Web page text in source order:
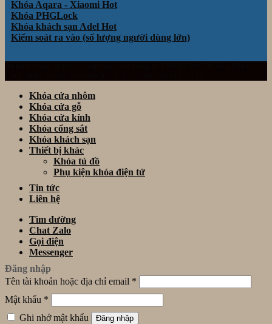
Khóa Aqara - Xiaomi
Khóa PHGLock
Khóa khách sạn Adel
Kiểm soát ra vào (số lượng người dùng lớn)
Khóa cửa nhôm
Khóa cửa gỗ
Khóa cửa kính
Khóa cổng sắt
Khóa khách sạn
Thiết bị khác
Khóa tủ đồ
Phụ kiện khóa điện tử
Tin tức
Liên hệ
Tìm đường
Chat Zalo
Gọi điện
Messenger
Đăng nhập
Tên tài khoản hoặc địa chỉ email *
Mật khẩu *
Ghi nhớ mật khẩu
Đăng nhập